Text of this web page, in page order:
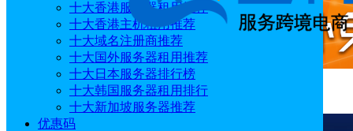
十大香港服务器租用推荐
十大香港主机租用推荐
十大域名注册商推荐
十大国外服务器租用推荐
十大日本服务器排行榜
十大韩国服务器租用排行
十大新加坡服务器推荐
优惠码